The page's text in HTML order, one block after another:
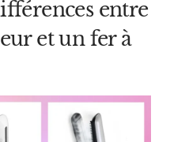
entre
et un fer à